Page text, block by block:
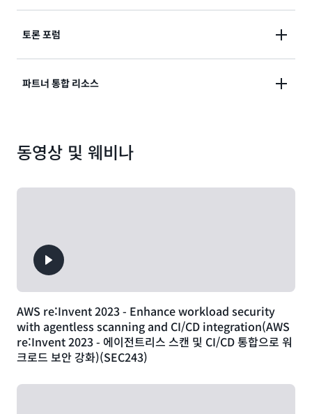
API 참조
토론 포럼
토론 포럼HTML
파트너 통합 리소스
동영상 및 웨비나
AWS re:Invent 2023 - Enhance workload security
with agentless scanning and CI/CD integration(AWS
re:Invent 2023 - 에이전트리스 스캔 및 CI/CD 통합으로 워
크로드 보안 강화)(SEC243)